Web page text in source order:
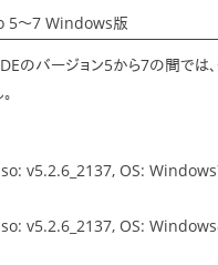
5〜7 Windows版
のバージョン5から7の間では
v5.2.6_2137, OS:
v5.2.6_2137, OS: